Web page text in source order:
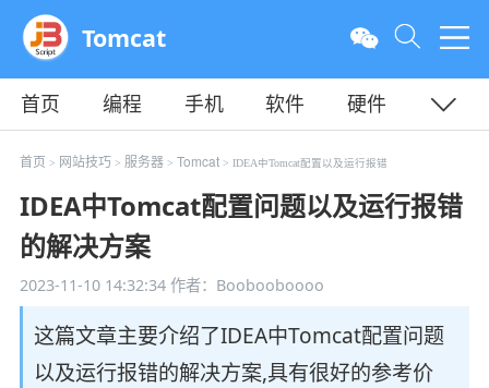
Tomcat
首页 编程 手机 软件
硬件
教程
平面 服务器
首页 > 网站技巧 > 服务器> Tomcat> IDEA中Tomcat配置以及运行报错
IDEA中Tomcat配置问题以及运行报错
的解决方案
2023-11-10 14:32:34作者：Boobooboooo
这篇文章主要介绍了IDEA中Tomcat配置问题
以及运行报错的解决方案,具有很好的参考价